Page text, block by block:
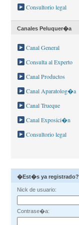
Consultorio legal
Canales Peluquer�a
Canal General
Consulta al Experto
Canal Productos
Canal Aparatolog�a
Canal Trueque
Canal Exposici�n
Consultorio legal
�Est�s ya registrado?
Nick de usuario:
Contrase�a: